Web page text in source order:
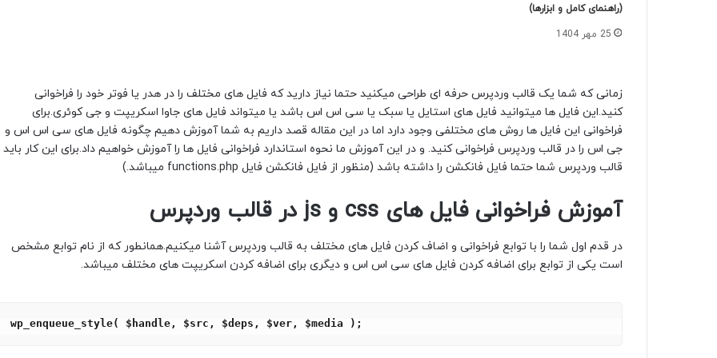
(راهنمای کامل و ابزارها)
25 مهر 1404
زمانی که شما یک قالب وردپرس حرفه ای طراحی میکنید حتما نیاز دارید که فایل های مختلف را در هدر یا فوتر خود را فراخوانی
کنید.این فایل ها میتوانید فایل های استایل یا سبک یا سی اس اس باشد یا میتواند فایل های جاوا اسکریپت و جی کوئری.برای
فراخوانی این فایل ها روش های مختلفی وجود دارد اما در این مقاله قصد داریم به شما آموزش دهیم چگونه فایل های سی اس اس و
جی اس را در قالب وردپرس فراخوانی کنید. و در این آموزش ما نحوه استاندارد فراخوانی فایل ها را آموزش خواهیم داد.برای این کار باید
قالب وردپرس شما حتما فایل فانکشن را داشته باشد (منظور از فایل فانکشن فایل functions.php میباشد.)
آموزش فراخوانی فایل های css و js در قالب وردپرس
در قدم اول شما را با توابع فراخوانی و اضاف کردن فایل های مختلف به قالب وردپرس آشنا میکنیم.همانطور که از نام توابع مشخص
است یکی از توابع برای اضافه کردن فایل های سی اس اس و دیگری برای اضافه کردن اسکریپت های مختلف میباشد.
wp_enqueue_style( $handle, $src, $deps, $ver, $media );